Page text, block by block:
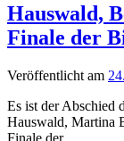
Hauswald,
Finale der
Veröffentlicht am
Es ist der Abschied
Hauswald, Martina
Finale der